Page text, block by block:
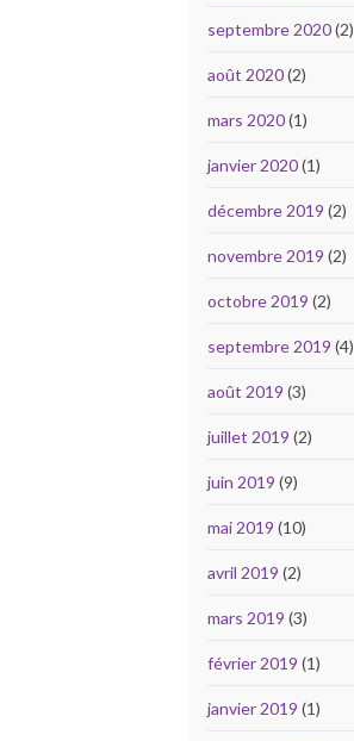
septembre 2020(2)
août 2020(2)
mars 2020(1)
janvier 2020(1)
décembre 2019 (2)
novembre 2019 (2)
octobre 2019 (2)
septembre 2019 (4)
août 2019 (3)
juillet 2019 (2)
juin 2019 (9)
mai 2019 (10)
avril 2019 (2)
mars 2019 (3)
février 2019 (1)
janvier 2019 (1)